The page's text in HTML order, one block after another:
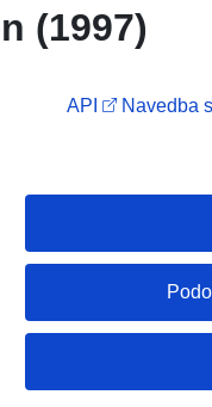
(1997)
API Navedba